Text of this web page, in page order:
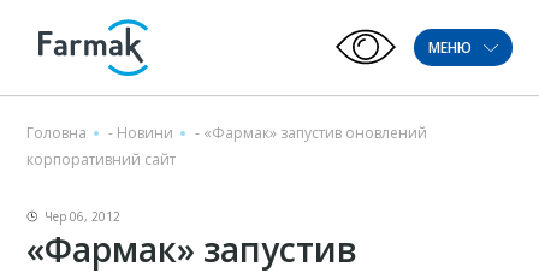
МЕНЮ
Головна - Новини - «Фармак» запустив оновлений
корпоративний сайт
Чер 06, 2012
«Фармак» запустив